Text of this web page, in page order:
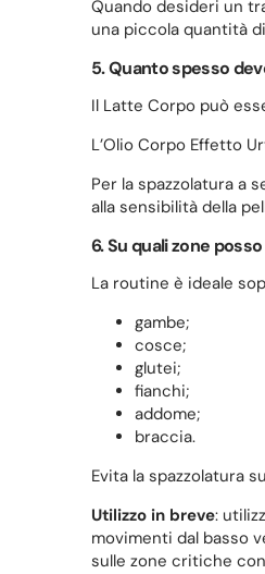
Quando desideri un
una piccola quantità
5. Quanto spesso
Il Latte Corpo può
L’Olio Corpo Effetto
Per la spazzolatura a
alla sensibilità della
6. Su quali zone
La routine è ideale
gambe;
cosce;
glutei;
fianchi;
addome;
braccia.
Evita la spazzolatura
Utilizzo in breve:
movimenti dal basso
sulle zone critiche